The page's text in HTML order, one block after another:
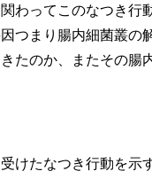
わってこのなつき
つまり腸内細菌叢
たのか、またその腸
けたなつき行動を示